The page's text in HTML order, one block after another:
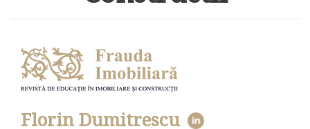
Florin Dumitrescu